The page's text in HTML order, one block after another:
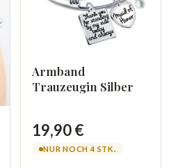
Armband
Trauzeugin Silber
19,90 €
NUR NOCH 4 STK.